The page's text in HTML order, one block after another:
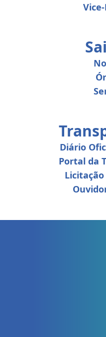
Diário
Portal da